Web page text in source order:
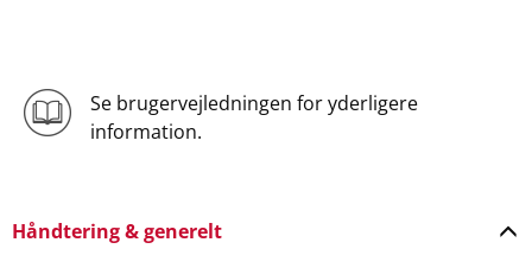
Se brugervejledningen for yderligere
information.
Håndtering & generelt